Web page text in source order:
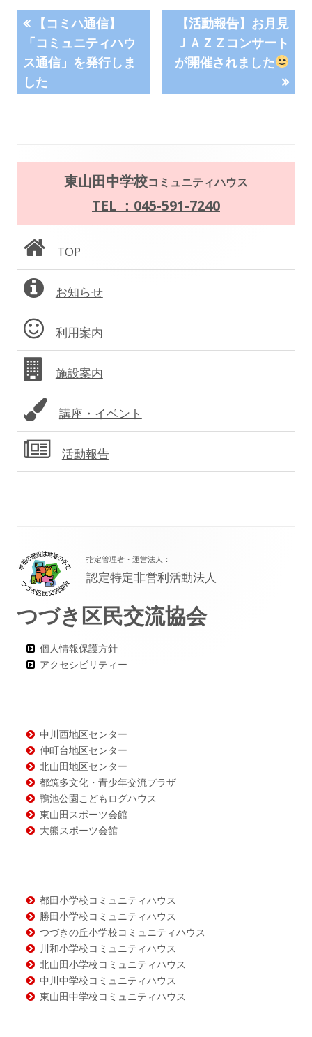
ド
ウ
で
開
投
稿
ナ
ョ
ン
前
の
記
事:
【コミハ通信】
「コミュニティハウ
ス通信」を発行しま
した
次
の
記
【活動報告】お月見
ＪＡＺＺコンサート
が開催されました
ン
サ
イ
ド
バ
ー
東山田中学校コミュニティハウス
TEL ：045-591-7240
TOP
お知らせ
利用案内
施設案内
講座・イベント
活動報告
ッ
タ
ー・
ン
ツ
指定管理者・運営法人：
認定特定非営利活動法人
つづき区民交流協会
個人情報保護方針
アクセシビリティー
中川西地区センター
仲町台地区センター
北山田地区センター
都筑多文化・青少年交流プラザ
鴨池公園こどもログハウス
東山田スポーツ会館
大熊スポーツ会館
都田小学校コミュニティハウス
勝田小学校コミュニティハウス
つづきの丘小学校コミュニティハウス
川和小学校コミュニティハウス
北山田小学校コミュニティハウス
中川中学校コミュニティハウス
東山田中学校コミュニティハウス